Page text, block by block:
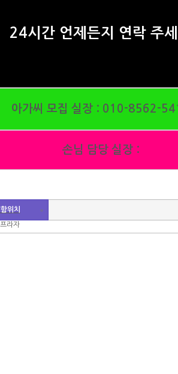
24시간 언제든지 연락 주
아가씨 모집 실장 : 010-8562-
손님 담당 실장 :
위치
라자